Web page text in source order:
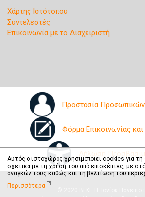
Χάρτης Ιστότοπου
Συντελεστές
Επικοινωνία με το Διαχειριστή
Προστασία
Φόρμα Επικοινωνίας
Δήλωση
Αυτός ο ιστοχώρος χρησιμοποιεί cookies για
σχετικά με τη χρήση του από επισκέπτες, με
αναγκών τους καθώς και τη βελτίωση του
Περισσότερα